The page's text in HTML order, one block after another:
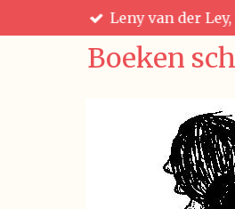
direct
Boeken
Leny van der